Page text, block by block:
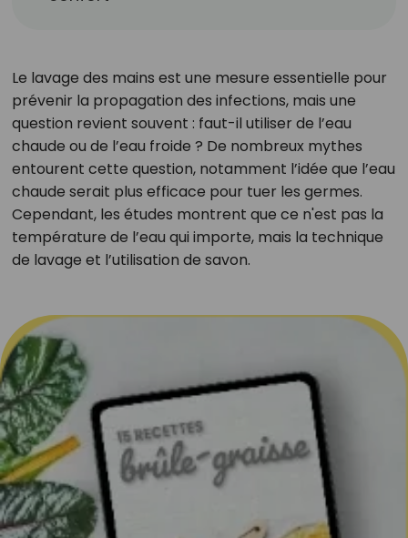
Le lavage des mains est une mesure essentielle pour
prévenir la propagation des infections, mais une
question revient souvent : faut-il utiliser de l’eau
chaude ou de l’eau froide ? De nombreux mythes
entourent cette question, notamment l’idée que l’eau
chaude serait plus efficace pour tuer les germes.
Cependant, les études montrent que ce n'est pas la
température de l’eau qui importe, mais la technique
de lavage et l’utilisation de savon.